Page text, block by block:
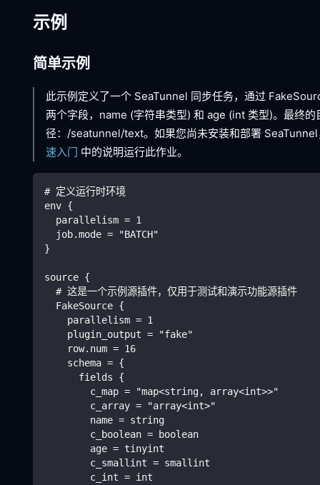
示例
简单示例
此示例定义了一个 SeaTunnel 同步任务，通过
两个字段，name (字符串类型) 和 age (int 类型)。最终
径：/seatunnel/text。如果您尚未安装和部署
速入门 中的说明运行此作业。
# 定义运行时环境
env {
  parallelism = 1
  job.mode = "BATCH"
}
source {
  # 这是一个示例源插件，仅用于测试和演示功能源插件
  FakeSource {
    parallelism = 1
    plugin_output = "fake"
    row.num = 16
    schema = {
      fields {
        c_map = "map<string, array<int>>"
        c_array = "array<int>"
        name = string
        c_boolean = boolean
        age = tinyint
        c_smallint = smallint
        c_int = int